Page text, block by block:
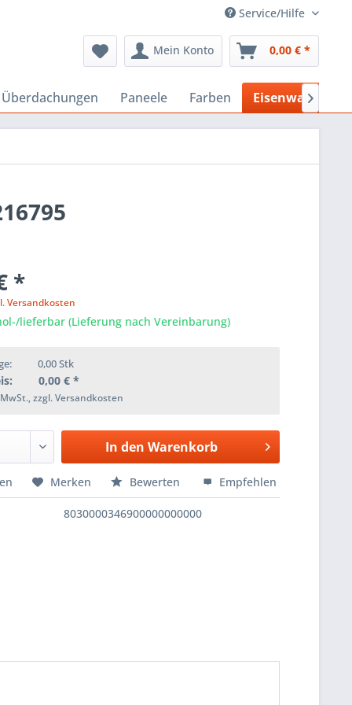
Service/Hilfe
Mein Konto 0,00 € *
Paneele Farben Eisenwaren

*
Versandkosten
lieferbar (Lieferung nach Vereinbarung)
0,00Stk
0,00 € *
zzgl. Versandkosten
In den Warenkorb
Merken Bewerten Empfehlen
8030000346900000000000